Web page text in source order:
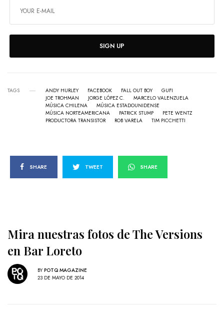
SIGN UP
TAGS ANDY HURLEY FACEBOOK FALL OUT BOY
GUFI
JOE TROHMAN
JORGE LÓPEZ C.
MARCELO VALENZUELA
MÚSICA CHILENA
MÚSICA ESTADOUNIDENSE
MÚSICA NORTEAMERICANA
PATRICK STUMP
PETE WENTZ
PRODUCTORA TRANSISTOR
ROB VARELA TIM PICCHETTI
SHARE TWEET SHARE
Mira nuestras fotos de The Versions
en Bar Loreto
BY POTQ MAGAZINE
23 DE MAYO DE 2014